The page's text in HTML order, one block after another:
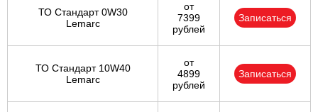
ТО Стандарт 0W30
Lemarc
от
7399
рублей
Записаться
ТО Стандарт 10W40
Lemarc
от
4899
рублей
Записаться